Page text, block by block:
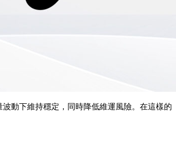
動下維持穩定，同時降低維運風險。在這樣的